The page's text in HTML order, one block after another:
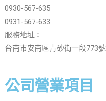
0930-567-635
0931-567-633
服務地址：
台南市安南區青砂街一段773號
公司營業項目